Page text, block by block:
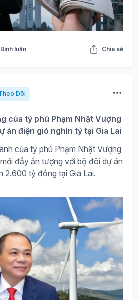
luận Chia sẻ
Dõi
của tỷ phú Phạm Nhật Vượng
án điện gió nghìn tỷ tại Gia Lai
của tỷ phú Phạm Nhật Vượng
đầy ấn tượng với bộ đôi dự án
2.600 tỷ đồng tại Gia Lai.